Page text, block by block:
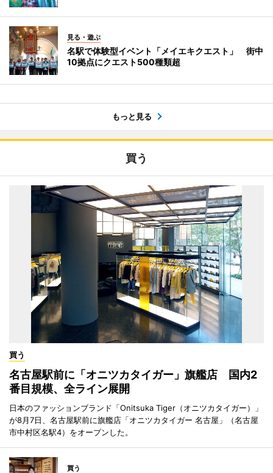
見る・遊ぶ
名駅で体験型イベント「メイエキクエスト」 街中
10拠点にクエスト500種類超
もっと見る
買う
買う
名古屋駅前に「オニツカタイガー」旗艦店 国内2
番目規模、全ライン展開
日本のファッションブランド「Onitsuka Tiger（オニツカタイガー）」
が8月7日、名古屋駅前に旗艦店「オニツカタイガー 名古屋」（名古屋
市中村区名駅4）をオープンした。
買う